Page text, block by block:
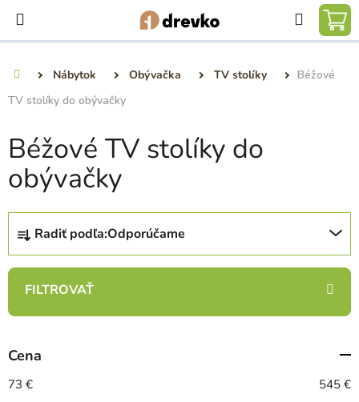
obsah
Hľadať
Nábytok Obývačka TV stolíky
Béžové
TV stolíky do obývačky
Béžové TV stolíky do
obývačky
R
d
n
e
p
r
Radiť podľa:Odporúčame
Cena
73 € 545 €